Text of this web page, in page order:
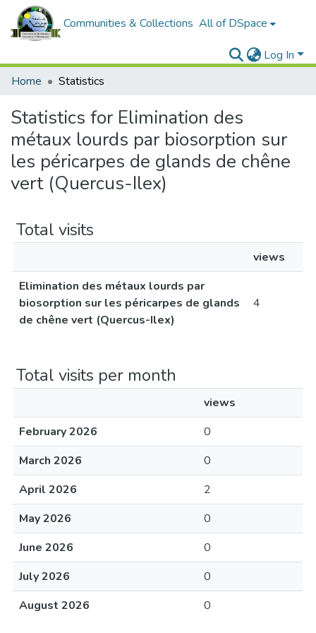
Communities & Collections All of DSpace
Log In
Home
Statistics
Statistics for Elimination des
métaux lourds par biosorption sur
les péricarpes de glands de chêne
vert (Quercus-Ilex)
Total visits
views
Elimination des métaux lourds par
biosorption sur les péricarpes de glands
de chêne vert (Quercus-Ilex)
4
Total visits per month
views
February 2026
0
March 2026
0
April 2026
2
May 2026
0
June 2026
0
July 2026
0
August 2026
0